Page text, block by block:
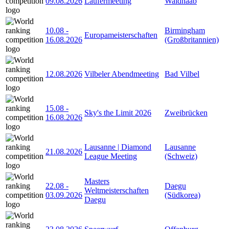
10.08 -
16.08.2026
Europameisterschaften
Birmingham
(Großbritannien)
12.08.2026 Vilbeler Abendmeeting Bad Vilbel
15.08 -
16.08.2026
Sky's the Limit 2026 Zweibrücken
21.08.2026
Lausanne | Diamond
League Meeting
Lausanne
(Schweiz)
22.08 -
03.09.2026
Masters
Weltmeisterschaften
Daegu
Daegu
(Südkorea)